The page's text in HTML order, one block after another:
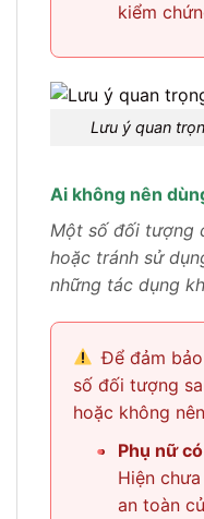
kiểm
Lưu ý quan
Ai không nên
Một số đối tượng
hoặc tránh sử
những tác dụng
Để đảm
số đối tượng
hoặc không
•
Phụ nữ
Hiện
an toàn